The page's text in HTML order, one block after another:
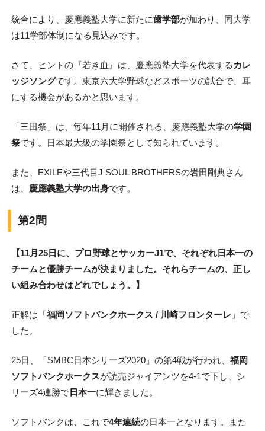
統合により、慶應義塾大学に新たに歯学部が加わり、同大学
は11学部体制になる見込みです。
さて、ヒントの『若き血』は、慶應義塾大学を代表する カレ
ッジソングです。東京六大学野球などスポーツの試合で、耳
にする機会があるかと思います。
「三田祭」は、毎年11月に開催される、慶應義塾大学の学園
祭です。日本最大級の学園祭として知られています。
また、EXILEや三代目J SOUL BROTHERSの岩田剛典さん
は、 慶應義塾大学の出身です。
第2問
【11月25日に、プロ野球とサッカーJ1で、それぞれ日本一の
チームと優勝チームが決まりました。それらチームの、正し
い組み合わせはどれでしょう。
】
正解は「福岡ソフトバンクホークス / 川崎フロンターレ 」で
した。
25日、「SMBC日本シリーズ2020」の第4戦が行われ、 福岡
ソフトバンクホークスが読売ジャイアンツを4-1で下し、シ
リーズ4連勝で日本一に輝きました。
ソフトバンクは、これで4年連続の日本一となります。また